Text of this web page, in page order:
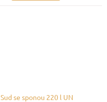
Sud se sponou 220 l UN